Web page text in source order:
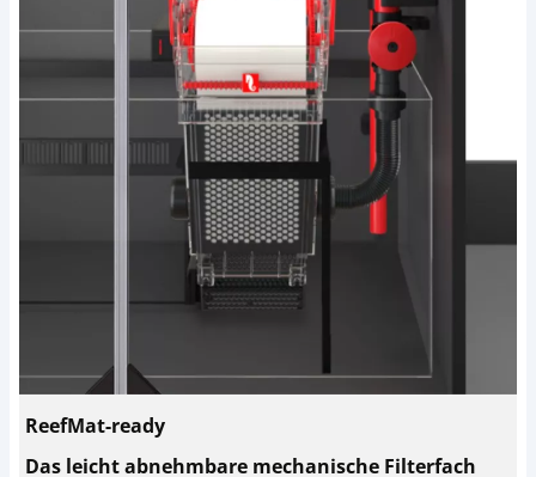
ReefMat-ready
Das leicht abnehmbare mechanische Filterfach